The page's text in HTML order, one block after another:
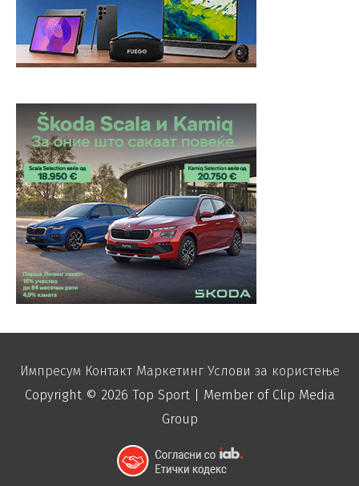
Импресум Контакт Маркетинг Услови за користење
Copyright © 2026 Top Sport| Member of Clip Media
Group